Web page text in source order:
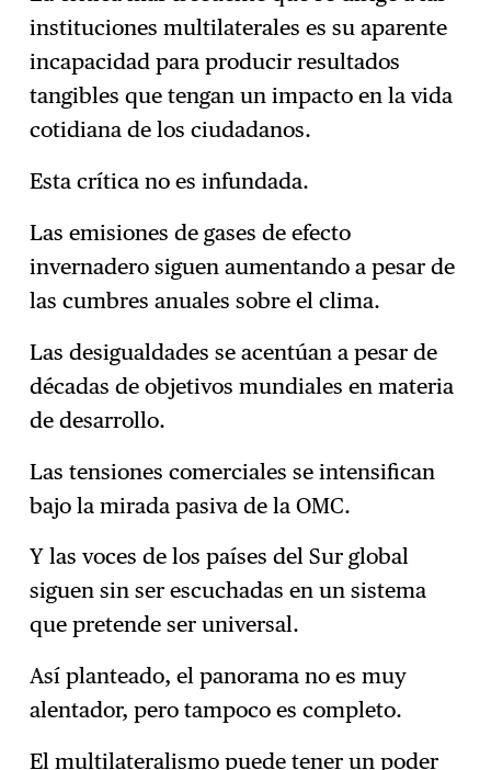
instituciones multilaterales es su aparente
incapacidad para producir resultados
tangibles que tengan un impacto en la vida
cotidiana de los ciudadanos.
Esta crítica no es infundada.
Las emisiones de gases de efecto
invernadero siguen aumentando a pesar de
las cumbres anuales sobre el clima.
Las desigualdades se acentúan a pesar de
décadas de objetivos mundiales en materia
de desarrollo.
Las tensiones comerciales se intensifican
bajo la mirada pasiva de la OMC.
Y las voces de los países del Sur global
siguen sin ser escuchadas en un sistema
que pretende ser universal.
Así planteado, el panorama no es muy
alentador, pero tampoco es completo.
El multilateralismo puede tener un poder